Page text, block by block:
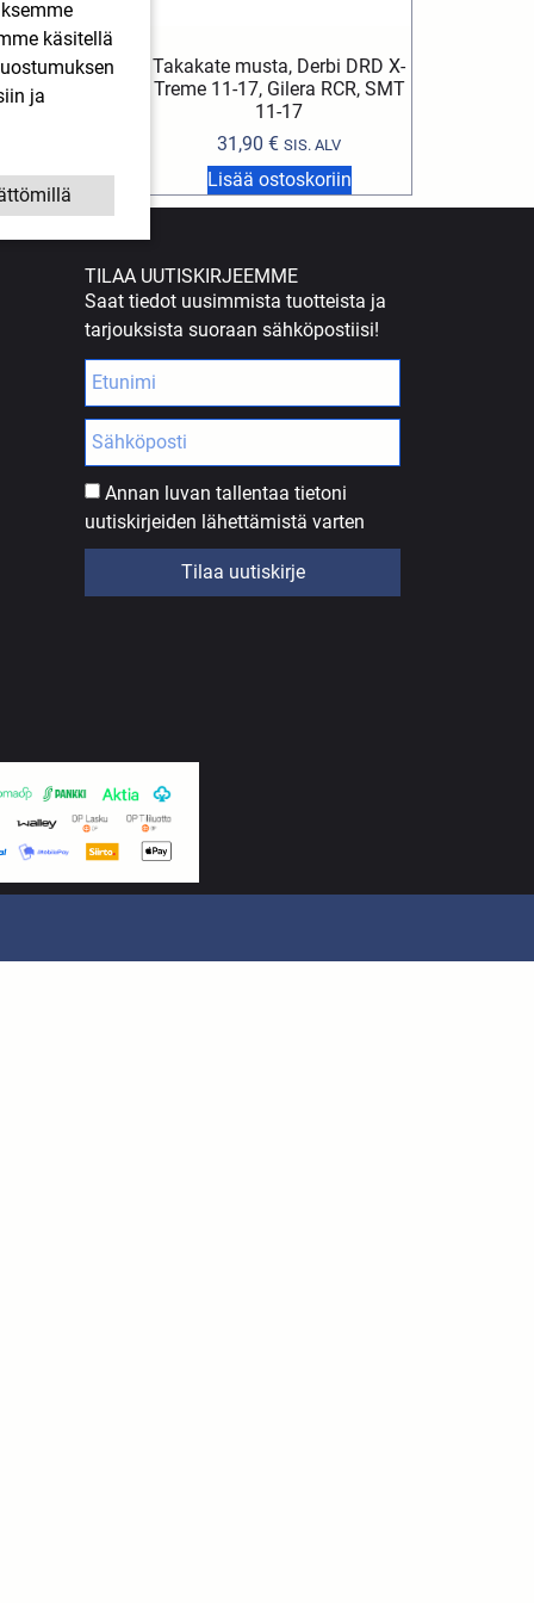
Aprilia,
Takakate musta, Derbi DRD X-
Treme 11-17, Gilera RCR, SMT
11-17
31,90 € SIS. ALV
Lisää ostoskoriin
TILAA UUTISKIRJEEMME
Saat tiedot uusimmista tuotteista ja
tarjouksista suoraan sähköpostiisi!
Annan luvan tallentaa tietoni
uutiskirjeiden lähettämistä varten
Tilaa uutiskirje
käsitellä
ja